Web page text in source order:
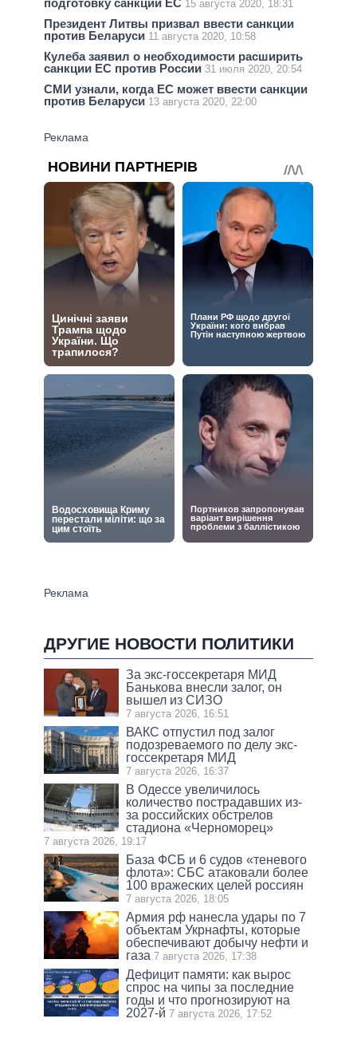
15 августа 2020, 18:31
Президент Литвы призвал ввести санкции
против Беларуси 11 августа 2020, 10:58
Кулеба заявил о необходимости расширить
санкции ЕС против России 31 июля 2020, 20:54
СМИ узнали, когда ЕС может ввести санкции
против Беларуси 13 августа 2020, 22:00
ДРУГИЕ НОВОСТИ ПОЛИТИКИ
За экс-госсекретаря МИД
Банькова внесли залог, он
вышел из СИЗО
7 августа 2026, 16:51
ВАКС отпустил под залог
подозреваемого по делу экс-
госсекретаря МИД
7 августа 2026, 16:37
В Одессе увеличилось
количество пострадавших из-
за российских обстрелов
стадиона «Черноморец»
7 августа 2026, 19:17
База ФСБ и 6 судов «теневого
флота»: СБС атаковали более
100 вражеских целей россиян
7 августа 2026, 18:05
Армия рф нанесла удары по 7
объектам Укрнафты, которые
обеспечивают добычу нефти и
газа 7 августа 2026, 17:38
Дефицит памяти: как вырос
спрос на чипы за последние
годы и что прогнозируют на
2027-й 7 августа 2026, 17:52